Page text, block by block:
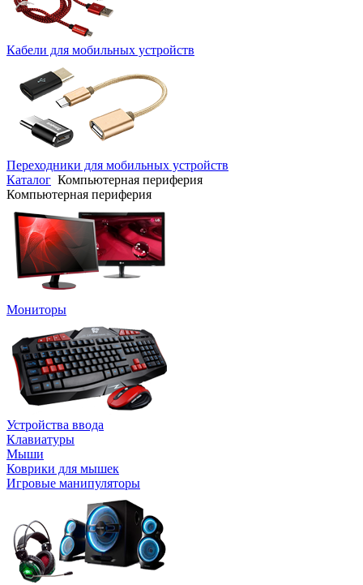
Кабели для мобильных устройств
Переходники для мобильных устройств
Каталог Компьютерная периферия
Компьютерная периферия
Мониторы
Устройства ввода
Клавиатуры
Мыши
Коврики для мышек
Игровые манипуляторы